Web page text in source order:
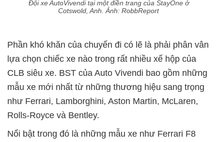
Đội xe AutoVivendi tại một điền trang của StayOne ở
Cotswold, Anh. Ảnh: RobbReport
Phần khó khăn của chuyến đi có lẽ là phải phân vân
lựa chọn chiếc xe nào trong rất nhiều xế hộp của
CLB siêu xe. BST của Auto Vivendi bao gồm những
mẫu xe mới nhất từ những thương hiệu sang trọng
như Ferrari, Lamborghini, Aston Martin, McLaren,
Rolls-Royce và Bentley.
Nổi bật trong đó là những mẫu xe như Ferrari F8